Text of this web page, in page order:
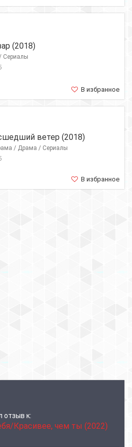
(2018)
Сериалы
В избранное
ветер (2018)
/ Драма / Сериалы
В избранное
отзыв к:
Красивее, чем ты (2022)